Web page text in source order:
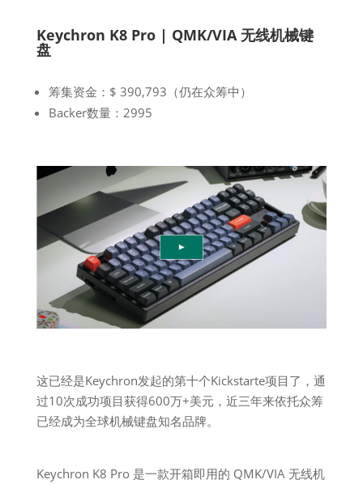
Keychron K8 Pro | QMK/VIA 无线机械键
盘
筹集资金：$ 390,793（仍在众筹中）
Backer数量：2995
这已经是Keychron发起的第十个Kickstarte项目了，通
过10次成功项目获得600万+美元，近三年来依托众筹
已经成为全球机械键盘知名品牌。
Keychron K8 Pro 是一款开箱即用的 QMK/VIA 无线机